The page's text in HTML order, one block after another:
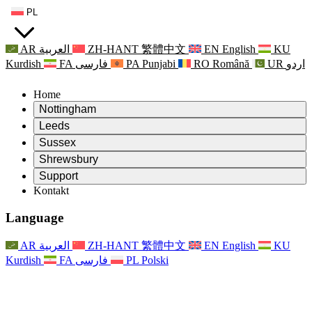
PL
AR العربية ZH-HANT 繁體中文 EN English
KU
Kurdish
FA فارسی PA Punjabi RO Română UR اردو
Home
Nottingham
Review
Przewodniczący Przeglądu
Niezależny zespół recenzentów
Zakres uprawnień
Raport końcowy z niezależnego przeglądu
Często zadawane pytania
Proces przekazywania informacji zwrotnych przez rodzinę
Biuletyny informacyjne
Opt Out
Leeds
Review
Przewodniczący Przeglądu
Niezależny zespół recenzentów
Zakres wymagań i obowiązków
Kontakt
Wsparcie psychologiczne dla rodzin
Aktualizacje dla rodzin
Zdarzenia
For Staff
Wsparcie dla personelu
Sussex
Review
Przewodniczący Przeglądu
Niezależny zespół recenzentów
Zakres uprawnień
For Families
Aktualizacje dla rodzin
Zdarzenia
Shrewsbury
Review
Zakres zadań w zakresie oceny macierzyństwa
Raport końcowy z niezależnego przeglądu
Pierwszy raport z niezależnego przeglądu
For Families
Aktualizacje
Support
Leeds
Nottingham
Rodzinna Służba Wsparcia Psychologicznego
Wsparcie w sytuacjach kryzysowych związanych ze
zdrowiem psychicznym
Usługi regionalne Nottingham
Kontakt
Language
AR العربية ZH-HANT 繁體中文 EN English
KU
Kurdish
FA فارسی PL Polski